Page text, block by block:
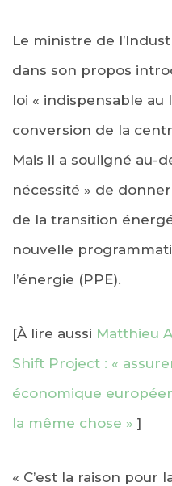
Le ministre de
dans son propos
loi « indispensable
conversion de la
Mais il a souligné au-
nécessité » de
de la transition
nouvelle
l’énergie (PPE).
[À lire aussi Matthieu
Shift Project : «
économique
la même chose » ]
« C’est la raison pour